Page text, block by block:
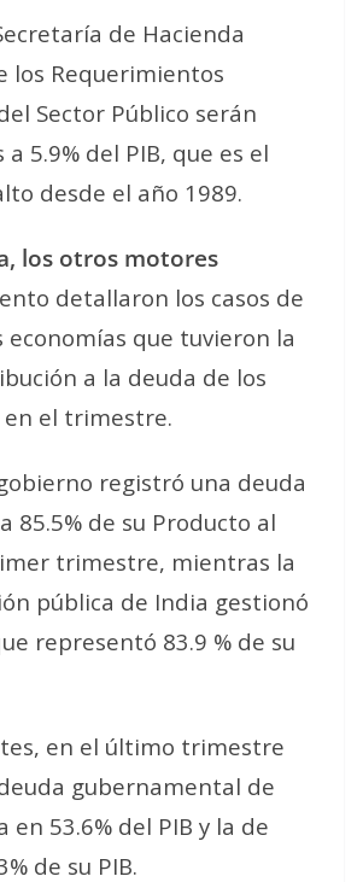
de Hacienda
los Requerimientos
Sector Público serán
5.9% del PIB, que es el
desde el año 1989.
los otros motores
detallaron los casos de
economías que tuvieron la
a la deuda de los
el trimestre.
registró una deuda
85.5% de su Producto al
trimestre, mientras la
pública de India gestionó
representó 83.9 % de su
en el último trimestre
gubernamental de
en 53.6% del PIB y la de
de su PIB.